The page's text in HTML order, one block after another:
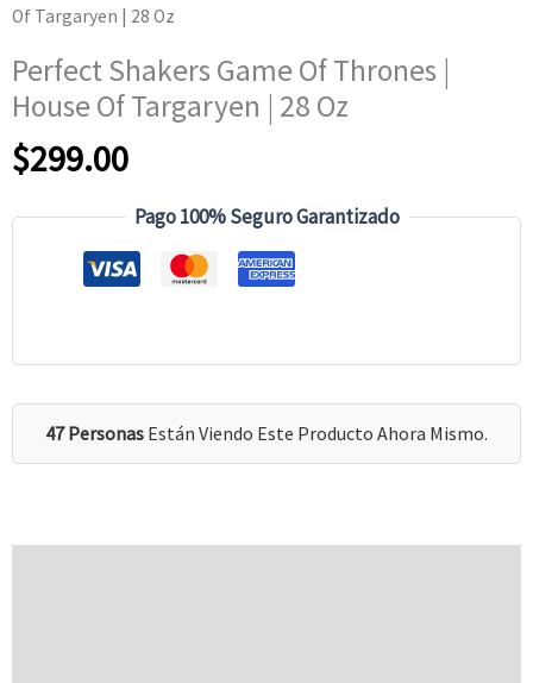
Of Targaryen | 28 Oz
Perfect Shakers Game Of Thrones |
House Of Targaryen | 28 Oz
$299.00
Pago 100% Seguro Garantizado
47 Personas Están Viendo Este Producto Ahora Mismo.